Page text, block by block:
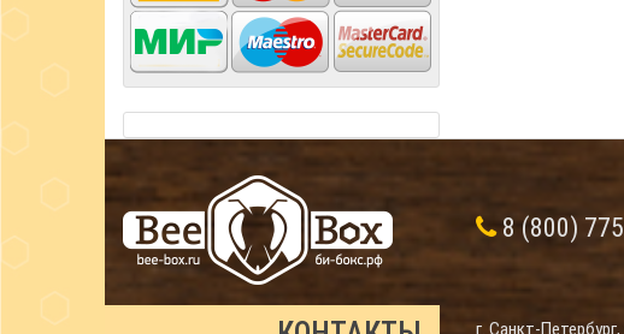
8 (800)
г. Санкт-